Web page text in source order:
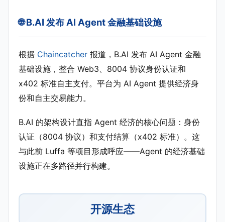
🌐 B.AI 发布 AI Agent 金融基础设施
根据 Chaincatcher 报道，B.AI 发布 AI Agent 金融
基础设施，整合 Web3、8004 协议身份认证和
x402 标准自主支付。平台为 AI Agent 提供经济身
份和自主交易能力。
B.AI 的架构设计直指 Agent 经济的核心问题：身份
认证（8004 协议）和支付结算（x402 标准）。这
与此前 Luffa 等项目形成呼应——Agent 的经济基础
设施正在多路径并行构建。
开源生态